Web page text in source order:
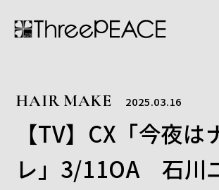
HAIR MAKE 2025.03.16
【TV】CX「今夜は
レ」3/11OA 石川